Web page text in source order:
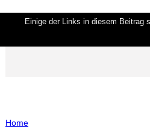
Einige der Links in diesem Beitrag
Home